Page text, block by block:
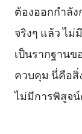
ต้องออกกำลั
จริงๆ แล้ว ไม่
เป็นรากฐาน
ควบคุม นี่คือสิ่
ไม่มีการพิสูจน์